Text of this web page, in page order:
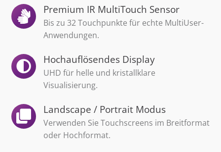
Premium IR MultiTouch Sensor
Bis zu 32 Touchpunkte für echte MultiUser-
Anwendungen.
Hochauflösendes Display
UHD für helle und kristallklare
Visualisierung.
Landscape / Portrait Modus
Verwenden Sie Touchscreens im Breitformat
oder Hochformat.